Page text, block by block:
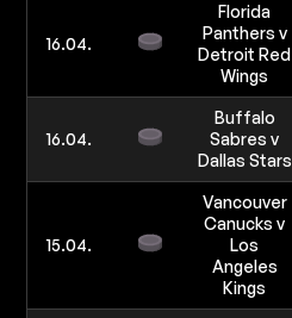
16.04.
Florida
Panthers v
Detroit Red
Wings
16.04.
Buffalo
Sabres v
Dallas Stars
15.04.
Vancouver
Canucks v
Los
Angeles
Kings